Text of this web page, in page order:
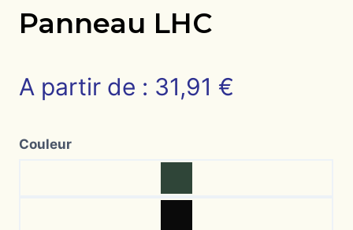
Panneau LHC
A partir de : 31,91 €
Couleur